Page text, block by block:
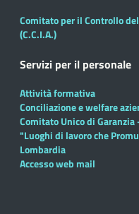
Comitato per il Controllo
(C.C.I.A.)
Servizi per il personale
Attività formativa
Conciliazione e welfare
Comitato Unico di Garanzia
"Luoghi di lavoro che
Lombardia
Accesso web mail